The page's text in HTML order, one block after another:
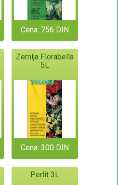
Cena: 756 DIN
Zemlja Florabella
5L
Cena: 300 DIN
Perlit 3L